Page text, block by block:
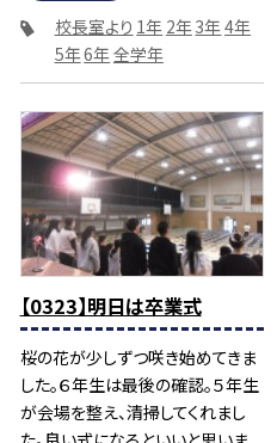
校長室より 1年 2年3年4年
5年6年全学年
【0323】明日は卒業式
桜の花が少しずつ咲き始めてきま
した。６年生は最後の確認。５年生
が会場を整え、清掃してくれまし